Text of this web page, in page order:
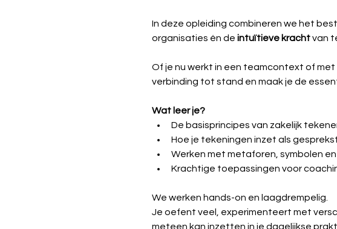
In deze opleiding combineren we het
organisaties én de intuïtieve kracht van
Of je nu werkt in een teamcontext of
verbinding tot stand en maak je de
Wat leer je?
De basisprincipes van zakelijk
Hoe je tekeningen inzet als
Werken met metaforen, symbolen
Krachtige toepassingen voor
We werken hands-on en laagdrempelig.
Je oefent veel, experimenteert met
meteen kan inzetten in je dagelijkse